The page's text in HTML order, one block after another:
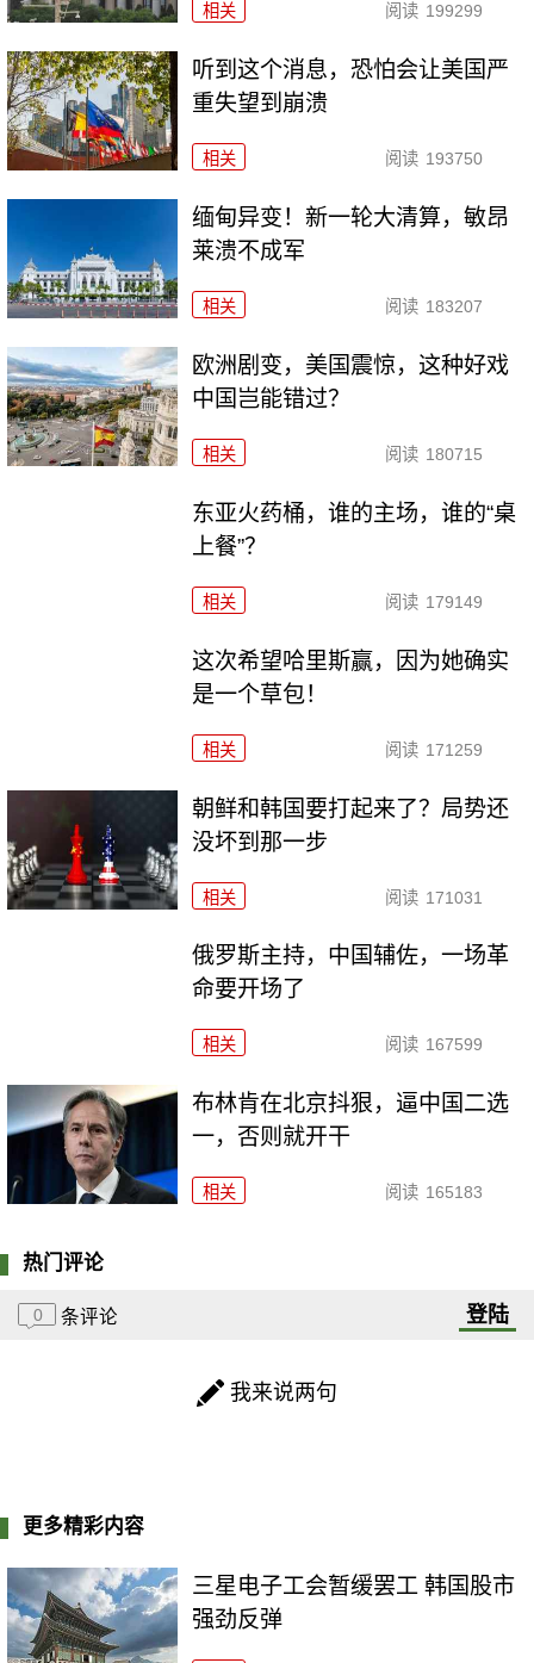
相关 阅读 199299
听到这个消息，恐怕会让美国严
重失望到崩溃
相关 阅读 193750
缅甸异变！新一轮大清算，敏昂
莱溃不成军
相关 阅读 183207
欧洲剧变，美国震惊，这种好戏
中国岂能错过？
相关 阅读 180715
东亚火药桶，谁的主场，谁的“桌
上餐”？
相关 阅读 179149
这次希望哈里斯赢，因为她确实
是一个草包！
相关 阅读 171259
朝鲜和韩国要打起来了？局势还
没坏到那一步
相关 阅读 171031
俄罗斯主持，中国辅佐，一场革
命要开场了
相关 阅读 167599
布林肯在北京抖狠，逼中国二选
一，否则就开干
相关 阅读 165183
热门评论
0 条评论 登陆
我来说两句
更多精彩内容
三星电子工会暂缓罢工 韩国股市
强劲反弹